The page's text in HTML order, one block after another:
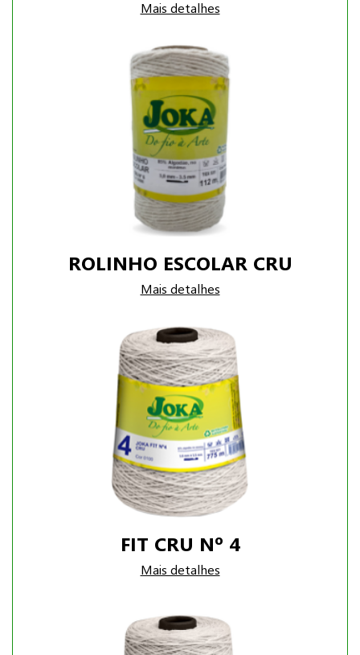
Mais detalhes
ROLINHO ESCOLAR CRU
Mais detalhes
FIT CRU Nº 4
Mais detalhes